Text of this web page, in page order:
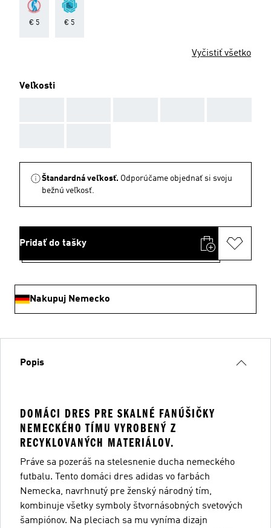
€ 5 € 5
Vyčistiť všetko
Veľkosti
Štandardná veľkosť. Odporúčame objednať si svoju
bežnú veľkosť.
Pridať do tašky
Nakupuj Nemecko
Popis
DOMÁCI DRES PRE SKALNÉ FANÚŠIČKY
NEMECKÉHO TÍMU VYROBENÝ Z
RECYKLOVANÝCH MATERIÁLOV.
Práve sa pozeráš na stelesnenie ducha nemeckého
futbalu. Tento domáci dres adidas vo farbách
Nemecka, navrhnutý pre ženský národný tím,
kombinuje všetky symboly štvornásobných svetových
šampiónov. Na pleciach sa mu vyníma dizajn